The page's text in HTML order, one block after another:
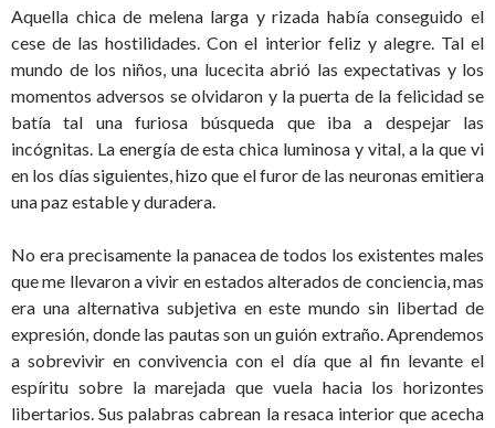
Aquella chica de melena larga y rizada había conseguido el
cese de las hostilidades. Con el interior feliz y alegre. Tal el
mundo de los niños, una lucecita abrió las expectativas y los
momentos adversos se olvidaron y la puerta de la felicidad se
batía tal una furiosa búsqueda que iba a despejar las
incógnitas. La energía de esta chica luminosa y vital, a la que vi
en los días siguientes, hizo que el furor de las neuronas emitiera
una paz estable y duradera.
No era precisamente la panacea de todos los existentes males
que me llevaron a vivir en estados alterados de conciencia, mas
era una alternativa subjetiva en este mundo sin libertad de
expresión, donde las pautas son un guión extraño. Aprendemos
a sobrevivir en convivencia con el día que al fin levante el
espíritu sobre la marejada que vuela hacia los horizontes
libertarios. Sus palabras cabrean la resaca interior que acecha